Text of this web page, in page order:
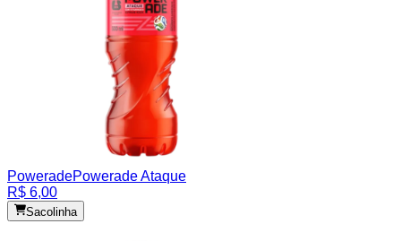
PoweradePowerade Ataque
R$ 6,00
Sacolinha